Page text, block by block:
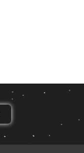
مرتب سازی بر اساس
محبوبیت